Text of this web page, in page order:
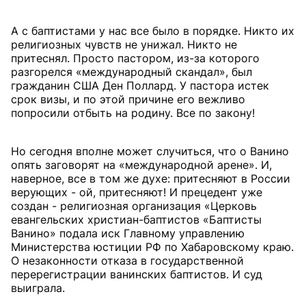
А с баптистами у нас все было в порядке. Никто их
религиозных чувств не унижал. Никто не
притеснял. Просто пастором, из-за которого
разгорелся «международный скандал», был
гражданин США Ден Поллард. У пастора истек
срок визы, и по этой причине его вежливо
попросили отбыть на родину. Все по закону!
Но сегодня вполне может случиться, что о Ванино
опять заговорят на «международной арене». И,
наверное, все в том же духе: притесняют в России
верующих - ой, притесняют! И прецедент уже
создан - религиозная организация «Церковь
евангельских христиан-баптистов «Баптисты
Ванино» подала иск Главному управлению
Министерства юстиции РФ по Хабаровскому краю.
О незаконности отказа в государственной
перерегистрации ванинских баптистов. И суд
выиграла.